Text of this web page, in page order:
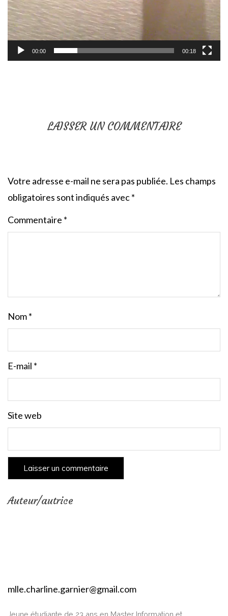
00:00 00:18
LAISSER UN COMMENTAIRE
Votre adresse e-mail ne sera pas publiée. Les champs
obligatoires sont indiqués avec*
Commentaire *
Nom*
E-mail *
Site web
Auteur/autrice
mlle.charline.garnier@gmail.com
Jeune étudiante de 23 ans en Master Information et